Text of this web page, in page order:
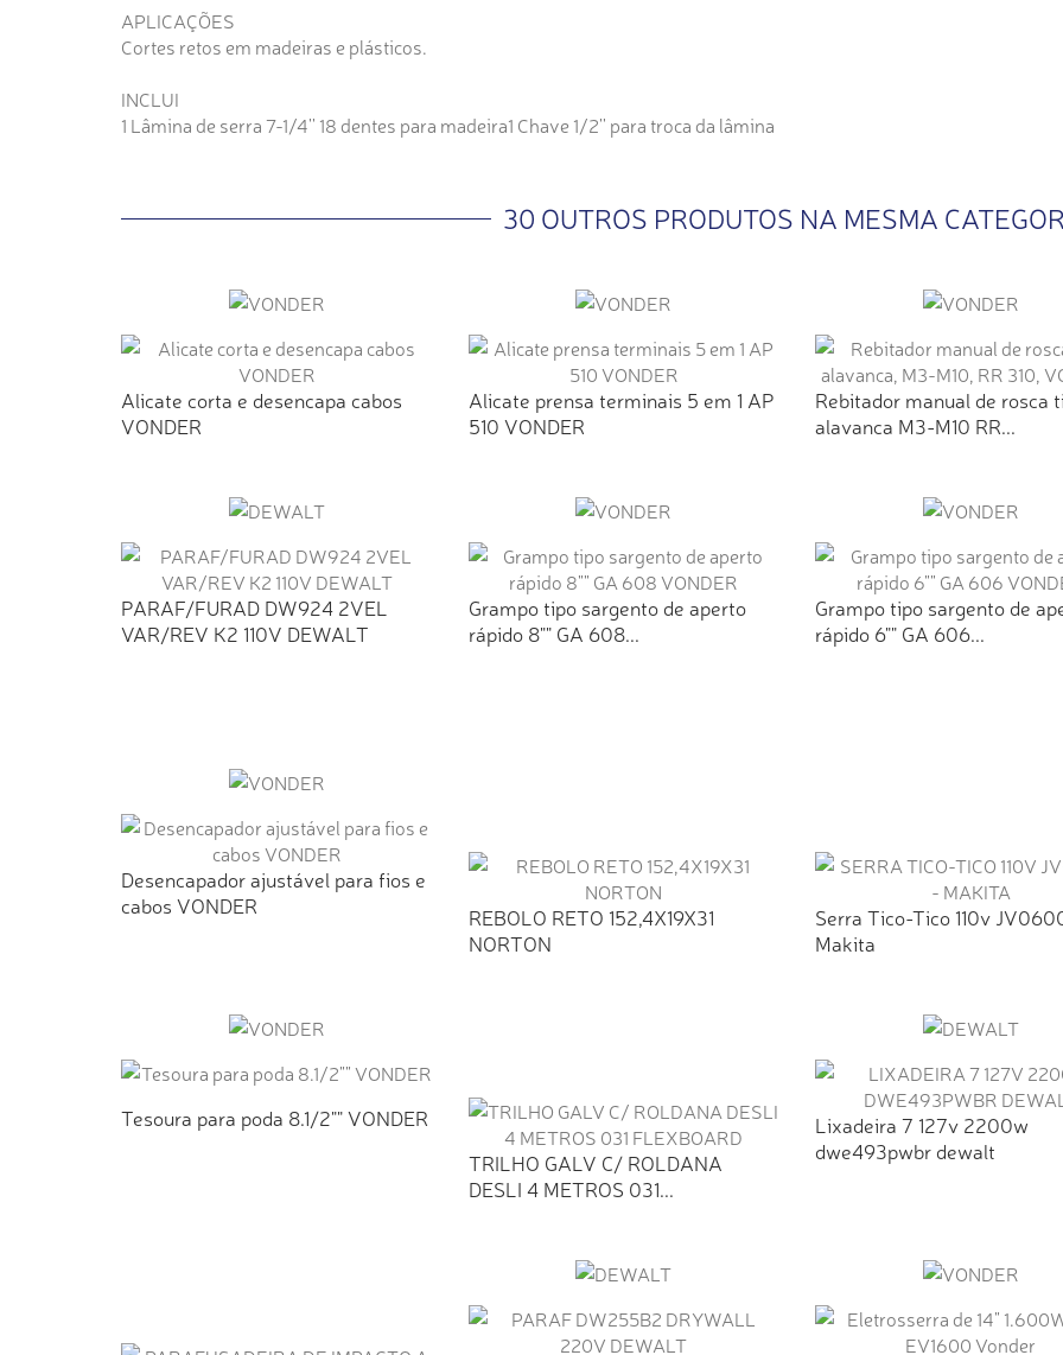
APLICAÇÕES
Cortes retos em madeiras e plásticos.
INCLUI
1 Lâmina de serra 7-1/4'' 18 dentes para madeira1 Chave 1/2'' para troca da lâmina
30 OUTROS PRODUTOS NA MESMA
Alicate corta e desencapa cabos
VONDER
Alicate prensa terminais 5 em 1 AP
510 VONDER
Rebitador manual de rosca
alavanca M3-M10 RR...
PARAF/FURAD DW924 2VEL
VAR/REV K2 110V DEWALT
Grampo tipo sargento de aperto
rápido 8"" GA 608...
Grampo tipo sargento de
rápido 6"" GA 606...
Desencapador ajustável para fios e
cabos VONDER
REBOLO RETO 152,4X19X31
NORTON
Serra Tico-Tico 110v
Makita
Tesoura para poda 8.1/2"" VONDER
TRILHO GALV C/ ROLDANA
DESLI 4 METROS 031...
Lixadeira 7 127v 2200w
dwe493pwbr dewalt